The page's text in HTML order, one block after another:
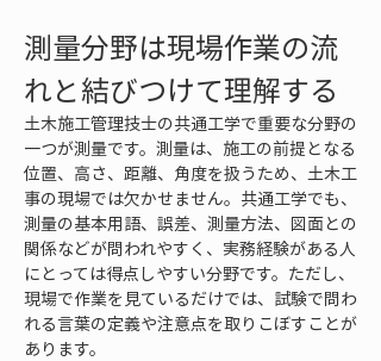
測量分野は現場作業の流
れと結びつけて理解する
土木施工管理技士の共通工学で重要な分野の
一つが測量です。測量は、施工の前提となる
位置、高さ、距離、角度を扱うため、土木工
事の現場では欠かせません。共通工学でも、
測量の基本用語、誤差、測量方法、図面との
関係などが問われやすく、実務経験がある人
にとっては得点しやすい分野です。ただし、
現場で作業を見ているだけでは、試験で問わ
れる言葉の定義や注意点を取りこぼすことが
あります。